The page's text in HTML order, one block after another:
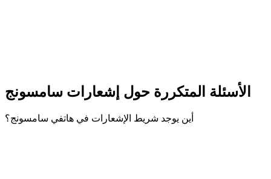
الأسئلة المتكررة حول إشعارات سامسونج
أين يوجد شريط الإشعارات في هاتفي سامسونج؟